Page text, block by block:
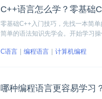
C++语言怎么学？零基础
零基础C++入门技巧，先找一本简
简单的语法知识先学会。开始学习
C语言 编程语言 计算机编程
哪种编程语言更容易学习